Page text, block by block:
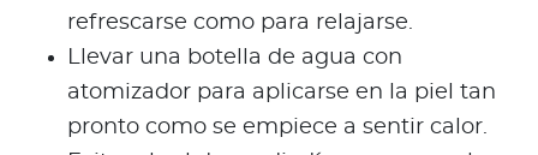
refrescarse como para relajarse.
Llevar una botella de agua con
atomizador para aplicarse en la piel tan
pronto como se empiece a sentir calor.